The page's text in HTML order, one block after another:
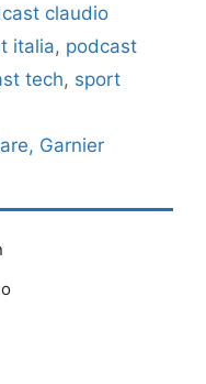
claudio
italia, podcast
tech, sport
Garnier